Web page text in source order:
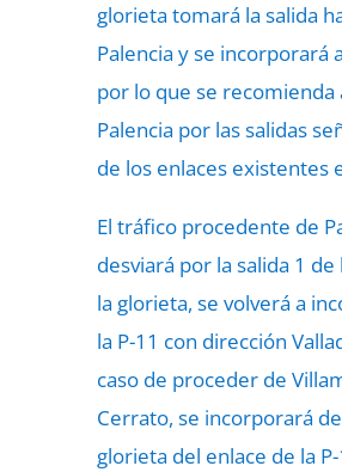
glorieta tomará la salida
Palencia y se incorporará
por lo que se recomienda
Palencia por las salidas
de los enlaces existentes
El tráfico procedente de
desviará por la salida 1 de
la glorieta, se volverá a
la P-11 con dirección
caso de proceder de
Cerrato, se incorporará
glorieta del enlace de la